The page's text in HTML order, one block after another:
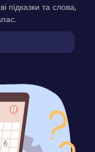
підказки та слова,